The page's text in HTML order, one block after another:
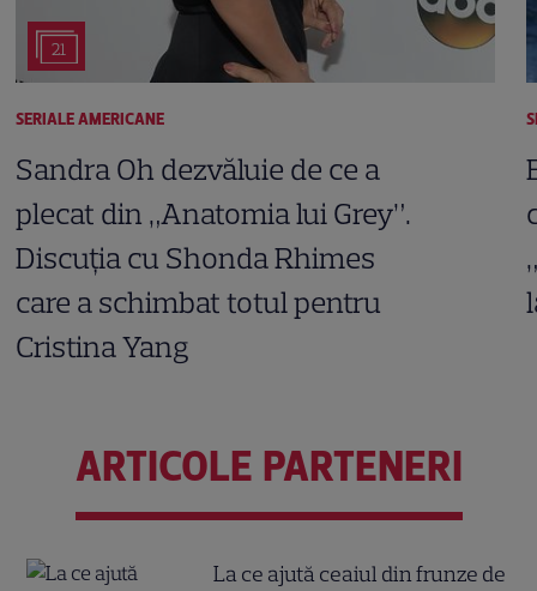
21
SERIALE AMERICANE
Sandra Oh dezvăluie de ce a
plecat din „Anatomia lui Grey”.
Discuția cu Shonda Rhimes
care a schimbat totul pentru
Cristina Yang
ARTICOLE PARTENERI
La ce ajută ceaiul din frunze de